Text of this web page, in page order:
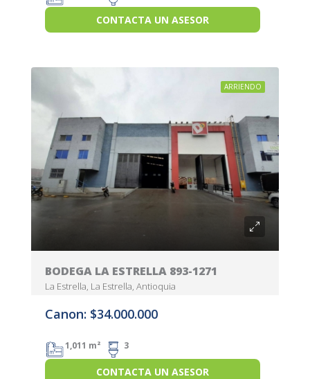
CONTACTA UN ASESOR
ARRIENDO
BODEGA LA ESTRELLA 893-1271
La Estrella, La Estrella, Antioquia
Canon: $34.000.000
1,011 m² 3
CONTACTA UN ASESOR